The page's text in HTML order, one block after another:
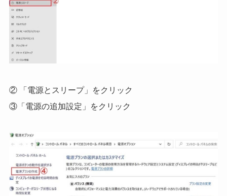
② 「電源とスリープ」をクリック
③「電源の追加設定」をクリック